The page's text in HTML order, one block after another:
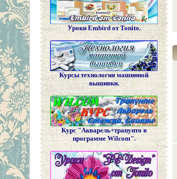
Уроки Embird от Tonito.
Курсы технология машинной
вышивки.
Курс "Акварель+трапунто в
программе Wilcom".